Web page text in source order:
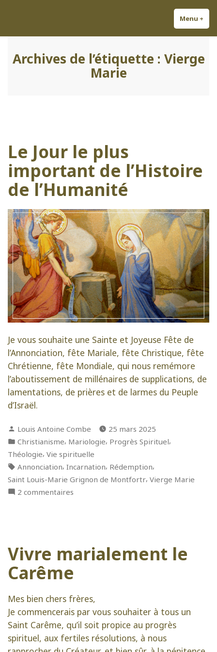
Découvrez Louis-Antoine ;
Chansonnier et Auteur
Menu +
Archives de l’étiquette : Vierge
Marie
Le Jour le plus
important de l’Histoire
de l’Humanité
Je vous souhaite une Sainte et Joyeuse Fête de
l’Annonciation, fête Mariale, fête Christique, fête
Chrétienne, fête Mondiale, qui nous remémore
l’aboutissement de millénaires de supplications, de
lamentations, de prières et de larmes du Peuple
d’Israël.
Publié
par
Louis Antoine Combe
25 mars 2025
Publié
dans
Christianisme, Mariologie, Progrès Spirituel,
Théologie, Vie spirituelle
Étiquettes :
Annonciation, Incarnation, Rédemption,
Saint Louis-Marie Grignon de Montfortr, Vierge Marie
2 commentaires
important
de
l’Humanité
Vivre marialement le
Carême
Mes bien chers frères,
Je commencerais par vous souhaiter à tous un
Saint Carême, qu’il soit propice au progrès
spirituel, aux fertiles résolutions, à nous